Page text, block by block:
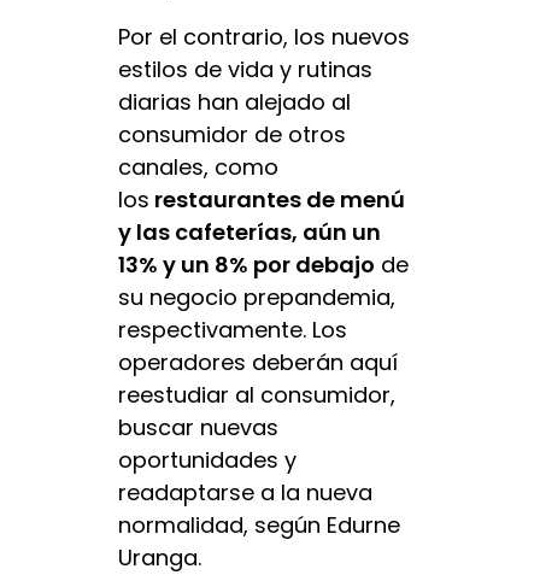
Por el contrario, los nuevos
estilos de vida y rutinas
diarias han alejado al
consumidor de otros
canales, como
los restaurantes de menú
y las cafeterías, aún un
13% y un 8% por debajo de
su negocio prepandemia,
respectivamente. Los
operadores deberán aquí
reestudiar al consumidor,
buscar nuevas
oportunidades y
readaptarse a la nueva
normalidad, según Edurne
Uranga.